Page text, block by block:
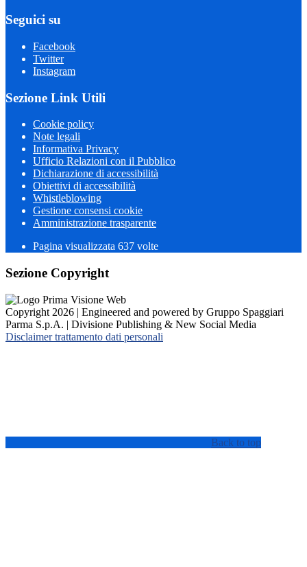
Seguici su
Facebook
Twitter
Instagram
Sezione Link Utili
Cookie policy
Note legali
Informativa Privacy
Ufficio Relazioni con il Pubblico
Dichiarazione di accessibilità
Obiettivi di accessibilità
Whistleblowing
Gestione consensi cookie
Amministrazione trasparente
Pagina visualizzata 637 volte
Sezione Copyright
Copyright 2026 | Engineered and powered by Gruppo Spaggiari
Parma S.p.A. | Divisione Publishing & New Social Media
Disclaimer trattamento dati personali
Back to top